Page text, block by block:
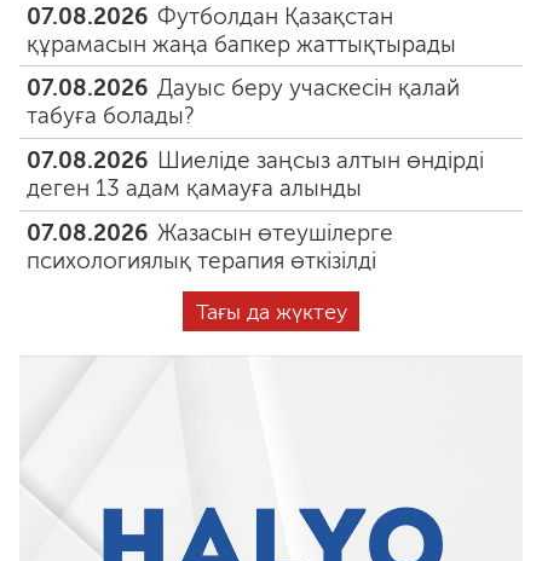
07.08.2026 Футболдан Қазақстан
құрамасын жаңа бапкер жаттықтырады
07.08.2026 Дауыс беру учаскесін қалай
табуға болады?
07.08.2026 Шиеліде заңсыз алтын өндірді
деген 13 адам қамауға алынды
07.08.2026 Жазасын өтеушілерге
психологиялық терапия өткізілді
Тағы да жүктеу